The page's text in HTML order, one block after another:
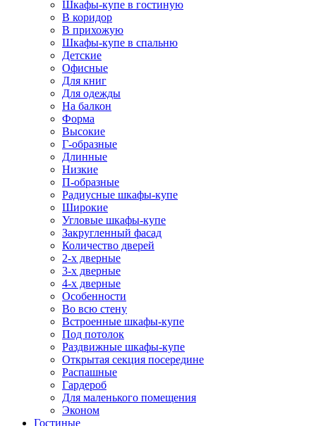
Шкафы-купе в гостиную
В коридор
В прихожую
Шкафы-купе в спальню
Детские
Офисные
Для книг
Для одежды
На балкон
Форма
Высокие
Г-образные
Длинные
Низкие
П-образные
Радиусные шкафы-купе
Широкие
Угловые шкафы-купе
Закругленный фасад
Количество дверей
2-х дверные
3-х дверные
4-х дверные
Особенности
Во всю стену
Встроенные шкафы-купе
Под потолок
Раздвижные шкафы-купе
Открытая секция посередине
Распашные
Гардероб
Для маленького помещения
Эконом
Гостиные